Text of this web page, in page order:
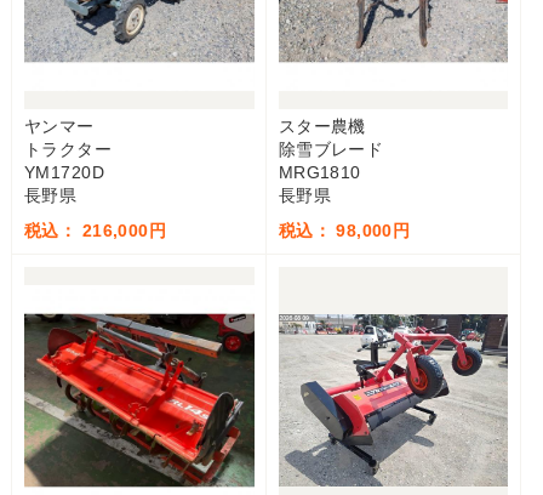
ヤンマー
トラクター
YM1720D
長野県
税込： 216,000円
スター農機
除雪ブレード
MRG1810
長野県
税込： 98,000円